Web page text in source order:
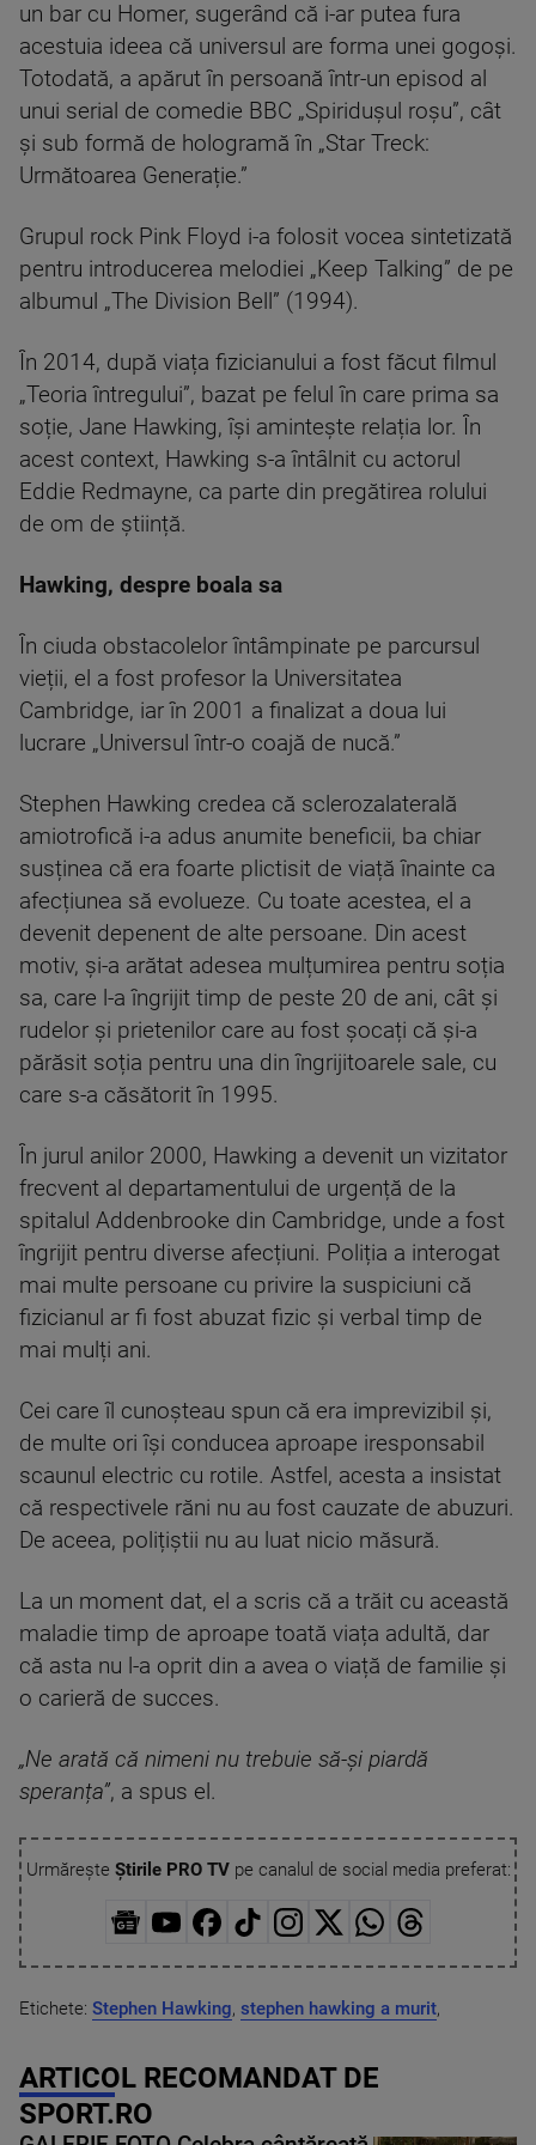
un bar cu Homer, sugerând că i-ar putea fura
acestuia ideea că universul are forma unei gogoși.
Totodată, a apărut în persoană într-un episod al
unui serial de comedie BBC „Spiridușul roșu”, cât
și sub formă de hologramă în „Star Treck:
Următoarea Generație.”
Grupul rock Pink Floyd i-a folosit vocea sintetizată
pentru introducerea melodiei „Keep Talking” de pe
albumul „The Division Bell” (1994).
În 2014, după viața fizicianului a fost făcut filmul
„Teoria întregului”, bazat pe felul în care prima sa
soție, Jane Hawking, își amintește relația lor. În
acest context, Hawking s-a întâlnit cu actorul
Eddie Redmayne, ca parte din pregătirea rolului
de om de știință.
Hawking, despre boala sa
În ciuda obstacolelor întâmpinate pe parcursul
vieții, el a fost profesor la Universitatea
Cambridge, iar în 2001 a finalizat a doua lui
lucrare „Universul într-o coajă de nucă.”
Stephen Hawking credea că sclerozalaterală
amiotrofică i-a adus anumite beneficii, ba chiar
susținea că era foarte plictisit de viață înainte ca
afecțiunea să evolueze. Cu toate acestea, el a
devenit depenent de alte persoane. Din acest
motiv, și-a arătat adesea mulțumirea pentru soția
sa, care l-a îngrijit timp de peste 20 de ani, cât și
rudelor și prietenilor care au fost șocați că și-a
părăsit soția pentru una din îngrijitoarele sale, cu
care s-a căsătorit în 1995.
În jurul anilor 2000, Hawking a devenit un vizitator
frecvent al departamentului de urgență de la
spitalul Addenbrooke din Cambridge, unde a fost
îngrijit pentru diverse afecțiuni. Poliția a interogat
mai multe persoane cu privire la suspiciuni că
fizicianul ar fi fost abuzat fizic și verbal timp de
mai mulți ani.
Cei care îl cunoșteau spun că era imprevizibil și,
de multe ori își conducea aproape iresponsabil
scaunul electric cu rotile. Astfel, acesta a insistat
că respectivele răni nu au fost cauzate de abuzuri.
De aceea, polițiștii nu au luat nicio măsură.
La un moment dat, el a scris că a trăit cu această
maladie timp de aproape toată viața adultă, dar
că asta nu l-a oprit din a avea o viață de familie și
o carieră de succes.
„Ne arată că nimeni nu trebuie să-și piardă
speranța”, a spus el.
Urmărește Știrile PRO TVpe canalul de social media preferat:
Etichete: Stephen Hawking, stephen hawking a murit,
ARTICOL RECOMANDAT DE
SPORT.RO